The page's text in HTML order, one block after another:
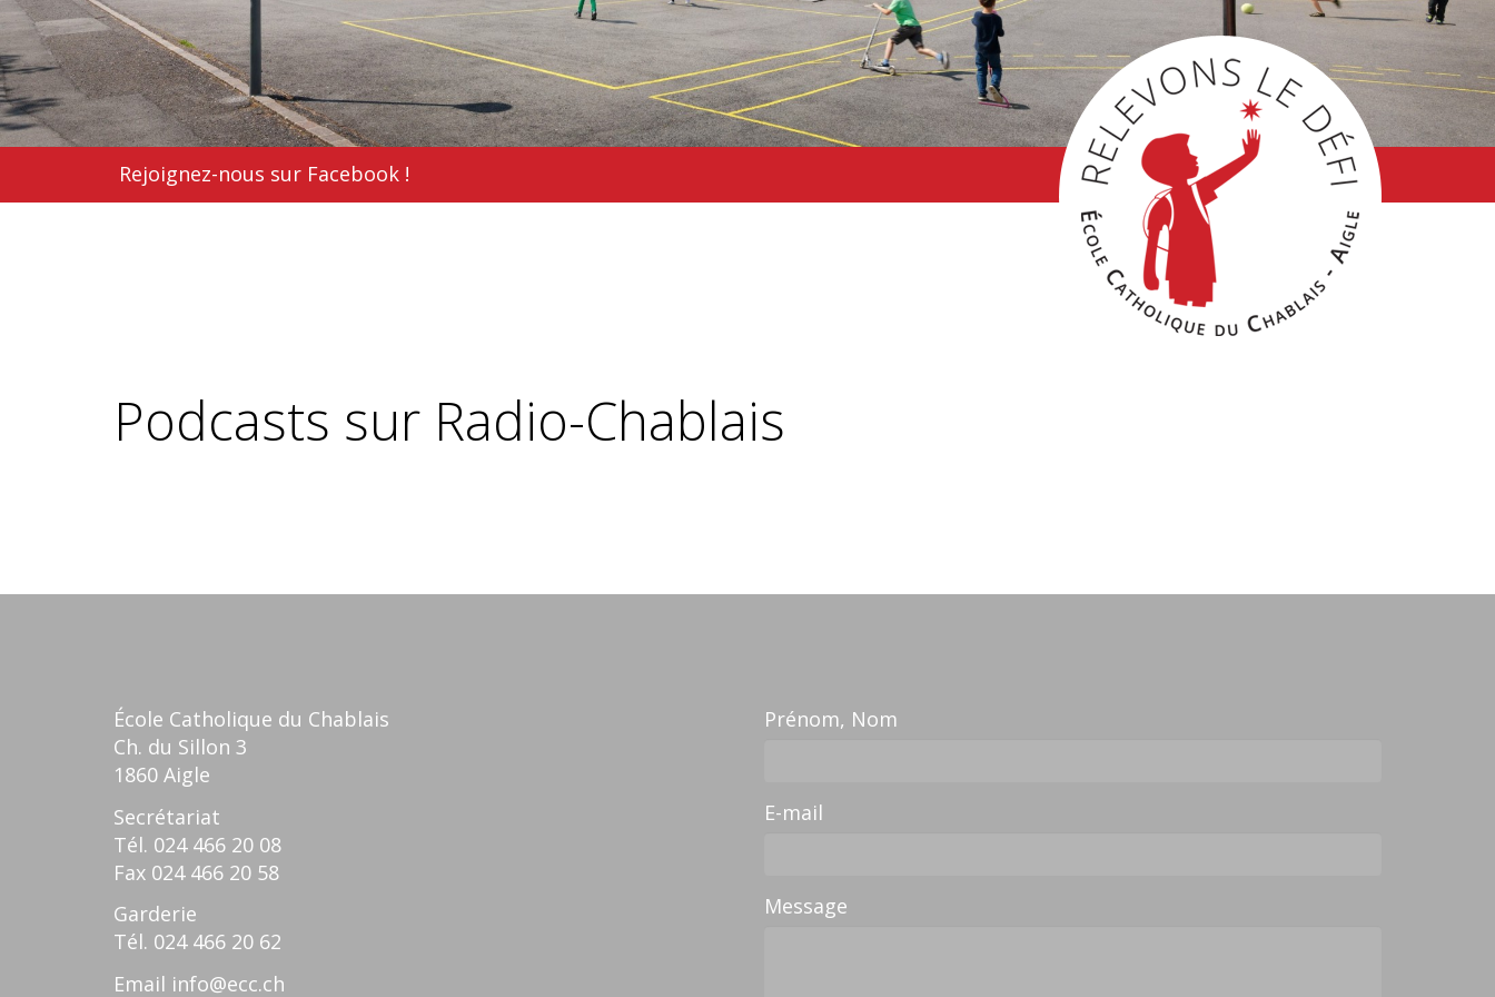
Rejoignez-nous sur Facebook !
Podcasts sur Radio-Chablais
École Catholique du Chablais
Ch. du Sillon 3
1860 Aigle
Secrétariat
Tél. 024 466 20 08
Fax 024 466 20 58
Garderie
Tél. 024 466 20 62
Email info@ecc.ch
Prénom, Nom
E-mail
Message